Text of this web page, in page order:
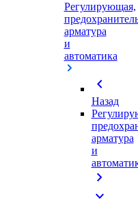
Регулирующая,
арматура
и
автоматика
chevron_left
Назад
арматура
и
chevron_right
expand_more